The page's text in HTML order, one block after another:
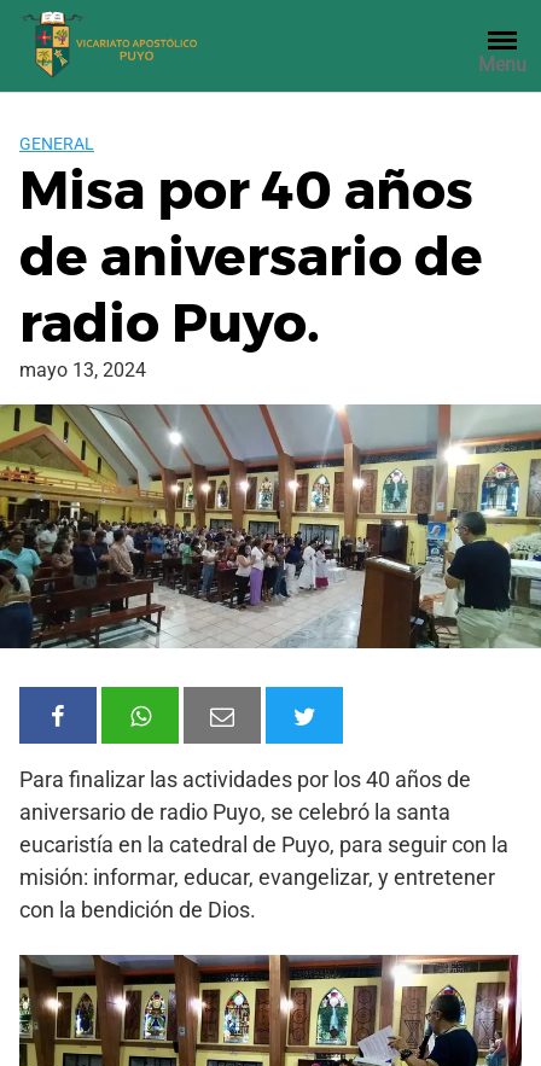
Saltar
contenido
Menu
GENERAL
Misa por 40 años
de aniversario de
radio Puyo.
mayo 13, 2024
Para finalizar las actividades por los 40 años de
aniversario de radio Puyo, se celebró la santa
eucaristía en la catedral de Puyo, para seguir con la
misión: informar, educar, evangelizar, y entretener
con la bendición de Dios.